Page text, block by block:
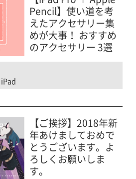
Pencil】使い道を考
えたアクセサリー集
めが大事！ おすすめ
のアクセサリー 3選
iPad
【ご挨拶】2018年新
年あけましておめで
とうございます。よ
ろしくお願いしま
す。